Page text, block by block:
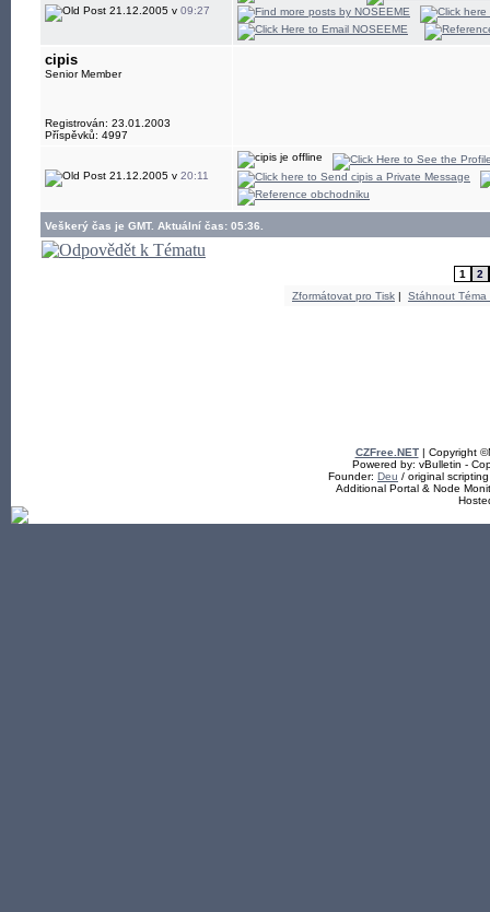
21.12.2005 v 09:27
cipis
Senior Member
Registrován: 23.01.2003
Příspěvků: 4997
21.12.2005 v 20:11
Veškerý čas je GMT. Aktuální čas: 05:36.
1
2
Zformátovat pro Tisk | Stáhnout Téma
CZFree.NET| Copyright
Powered by: vBulletin -
Founder: Deu / original
Additional Portal & Node